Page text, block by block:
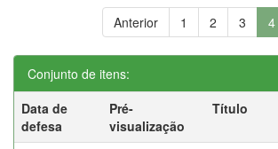
Anterior 1 2 3 4
Conjunto de itens:
Data de
defesa
Pré-
visualização
Título